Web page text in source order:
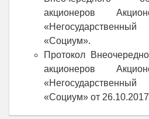
акционеров
«Социум».
Протокол
акционеров
«Социум» от